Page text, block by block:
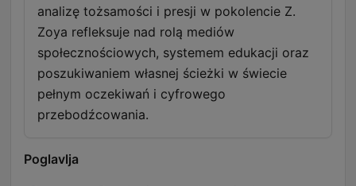
analizę tożsamości i presji w pokolencie Z.
Zoya refleksuje nad rolą mediów
społecznościowych, systemem edukacji oraz
poszukiwaniem własnej ścieżki w świecie
pełnym oczekiwań i cyfrowego
przebodźcowania.
Poglavlja